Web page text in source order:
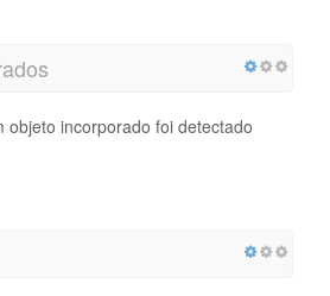
objeto incorporado foi detectado